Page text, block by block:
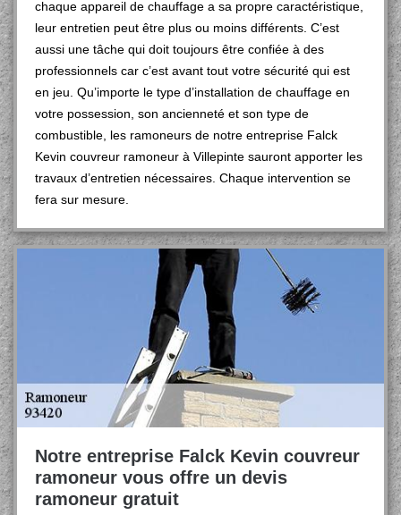
chaque appareil de chauffage a sa propre caractéristique,
leur entretien peut être plus ou moins différents. C’est
aussi une tâche qui doit toujours être confiée à des
professionnels car c’est avant tout votre sécurité qui est
en jeu. Qu’importe le type d’installation de chauffage en
votre possession, son ancienneté et son type de
combustible, les ramoneurs de notre entreprise Falck
Kevin couvreur ramoneur à Villepinte sauront apporter les
travaux d’entretien nécessaires. Chaque intervention se
fera sur mesure.
Notre entreprise Falck Kevin couvreur
ramoneur vous offre un devis
ramoneur gratuit